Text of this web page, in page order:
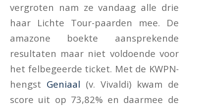
vergroten nam ze vandaag alle drie
haar Lichte Tour-paarden mee. De
amazone boekte aansprekende
resultaten maar niet voldoende voor
het felbegeerde ticket. Met de KWPN-
hengst Geniaal (v. Vivaldi) kwam de
score uit op 73,82% en daarmee de